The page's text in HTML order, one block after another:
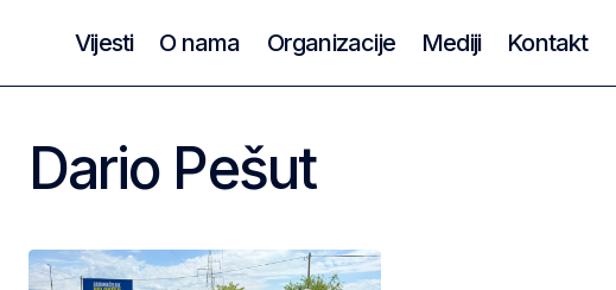
Vijesti O nama Organizacije Mediji Kontakt
Dario Pešut